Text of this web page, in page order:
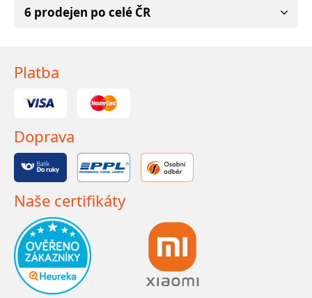
6 prodejen po celé ČR
Platba
Doprava
Naše certifikáty